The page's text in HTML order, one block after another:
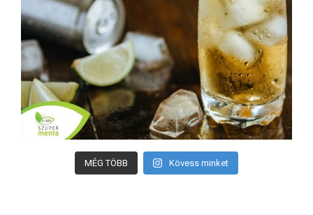
MÉG TÖBB Kövess minket